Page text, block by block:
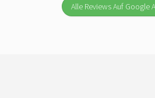
Alle Reviews Auf Google